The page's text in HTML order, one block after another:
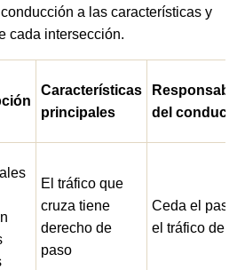
a las características y
cada intersección.
Características
principales
del
El tráfico que
cruza tiene
derecho de
paso
Ceda el
el tráfico de